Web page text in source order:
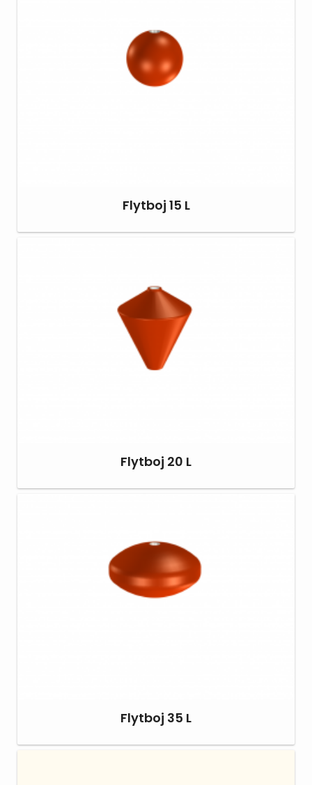
Flytboj 15 L
Flytboj 20 L
Flytboj 35 L